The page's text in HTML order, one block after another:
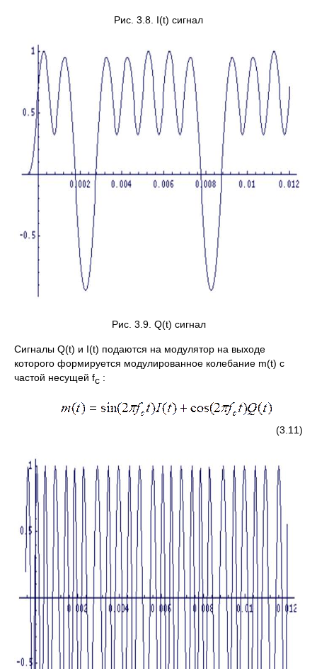
Рис. 3.8. I(t) сигнал
Рис. 3.9. Q(t) сигнал
Сигналы Q(t) и I(t) подаются на модулятор на выходе
которого формируется модулированное колебание m(t) с
частой несущей fс :
(3.11)